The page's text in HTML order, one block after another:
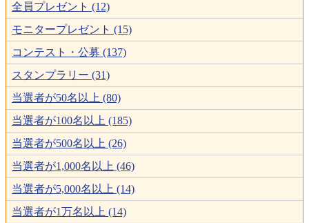
全員プレゼント (12)
モニタープレゼント (15)
コンテスト・公募 (137)
スタンプラリー (31)
当選者が50名以上 (80)
当選者が100名以上 (185)
当選者が500名以上 (26)
当選者が1,000名以上 (46)
当選者が5,000名以上 (14)
当選者が1万名以上 (14)